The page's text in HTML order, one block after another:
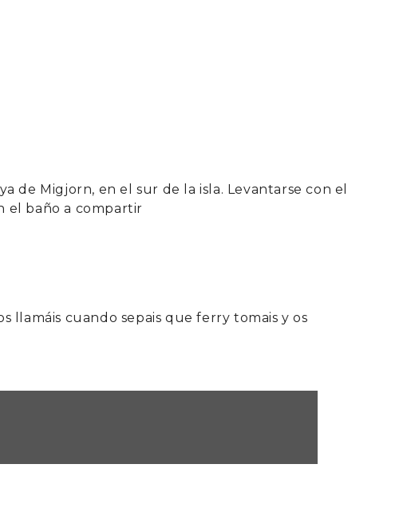
Migjorn, en el sur de la isla. Levantarse con el
el baño a compartir
llamáis cuando sepais que ferry tomais y os